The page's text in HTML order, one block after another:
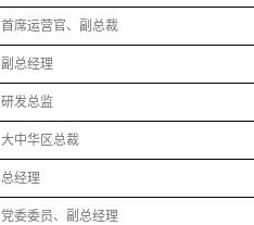
首席运营官、副总裁
副总经理
研发总监
大中华区总裁
总经理
党委委员、副总经理